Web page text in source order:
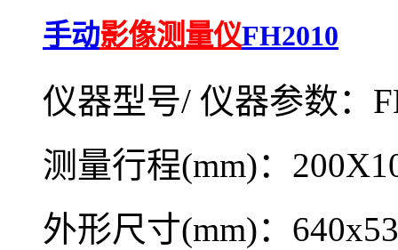
手动影像测量仪FH2010
仪器型号/ 仪器参数：
测量行程(mm)：
外形尺寸(mm)：